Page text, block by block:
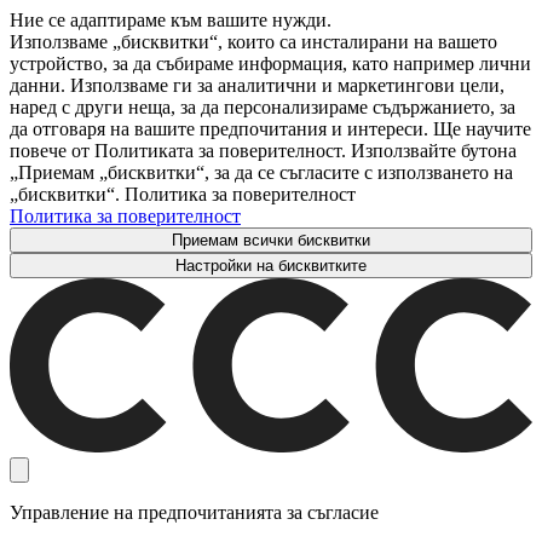
Ние се адаптираме към вашите нужди.
Използваме „бисквитки“, които са инсталирани на вашето
устройство, за да събираме информация, като например лични
данни. Използваме ги за аналитични и маркетингови цели,
наред с други неща, за да персонализираме съдържанието, за
да отговаря на вашите предпочитания и интереси. Ще научите
повече от Политиката за поверителност. Използвайте бутона
„Приемам „бисквитки“, за да се съгласите с използването на
„бисквитки“. Политика за поверителност
Политика за поверителност
Приемам всички бисквитки
Настройки на бисквитките
Управление на предпочитанията за съгласие